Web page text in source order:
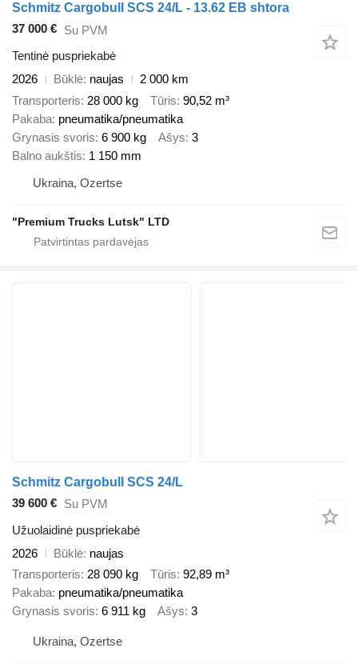
Schmitz Cargobull SCS 24/L - 13.62 EB shtora
37 000 € Su PVM
Tentinė puspriekabė
2026
Būklė naujas
2 000 km
Transporteris 28 000 kg Tūris 90,52 m³
Pakaba pneumatika/pneumatika
Grynasis svoris 6 900 kg Ašys 3
Balno aukštis 1 150 mm
Ukraina, Ozertse
"Premium Trucks Lutsk" LTD
Schmitz Cargobull SCS 24/L
39 600 € Su PVM
Užuolaidinė puspriekabė
2026
Būklė naujas
Transporteris 28 090 kg Tūris 92,89 m³
Pakaba pneumatika/pneumatika
Grynasis svoris 6 911 kg Ašys 3
Ukraina, Ozertse